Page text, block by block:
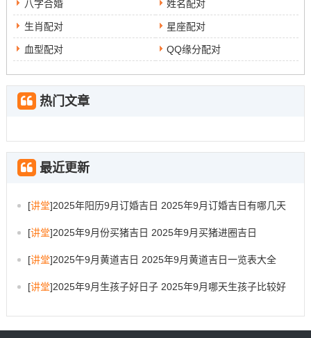
八字合婚 姓名配对
生肖配对 星座配对
血型配对 QQ缘分配对
热门文章
最近更新
[讲堂]2025年阳历9月订婚吉日 2025年9月订婚吉日有哪几天
[讲堂]2025年9月份买猪吉日 2025年9月买猪进圈吉日
[讲堂]2025午9月黄道吉日 2025年9月黄道吉日一览表大全
[讲堂]2025年9月生孩子好日子 2025年9月哪天生孩子比较好